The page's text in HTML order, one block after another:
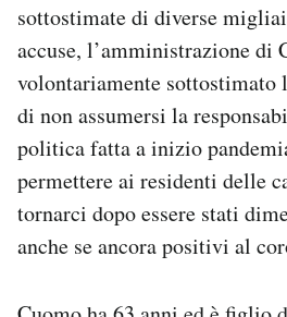
sottostimate di diverse
accuse, l’amministrazione di
volontariamente sottostimato
di non assumersi la
politica fatta a inizio
permettere ai residenti delle
tornarci dopo essere stati
anche se ancora positivi al